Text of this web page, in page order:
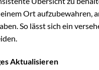
Ort aufzubewahren,
So lässt sich ein
Aktualisieren